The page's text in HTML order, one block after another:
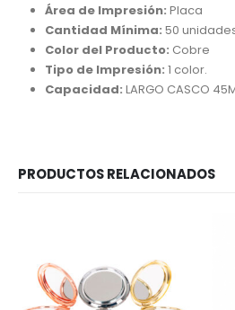
Área de Impresión: Placa
Cantidad Mínima: 50
Color del Producto: Cobre
Tipo de Impresión: 1 color.
Capacidad: LARGO CASCO
PRODUCTOS RELACIONADOS